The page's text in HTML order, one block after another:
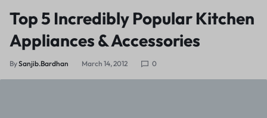
Top 5 Incredibly Popular Kitchen
Appliances & Accessories
BySanjib.bardhan March 14, 2012 0